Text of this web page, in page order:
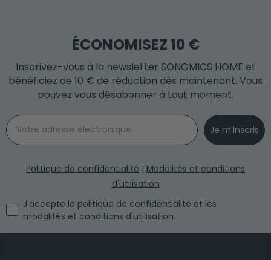
ÉCONOMISEZ 10 €
Inscrivez-vous à la newsletter SONGMICS HOME et
bénéficiez de 10 € de réduction dès maintenant. Vous
pouvez vous désabonner à tout moment.
Email
Je m'inscris
Politique de confidentialité | Modalités et conditions
d'utilisation
I agree with the privacy policy and the terms and
J'accepte la politique de confidentialité et les
modalités et conditions d'utilisation.